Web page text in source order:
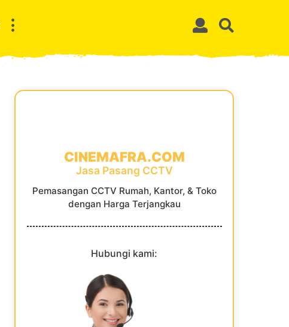
CINEMAFRA.COM
Jasa Pasang CCTV
Pemasangan CCTV Rumah, Kantor, & Toko
dengan Harga Terjangkau
Hubungi kami: